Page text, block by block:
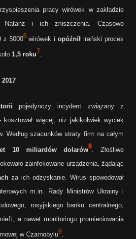
pracy wirówek w zakładzie
Natanz i ich zniszczenia. Czasowo
z 50006wirówek iopóźniłirański proces
1,5 roku7.
pojedynczy incydent związany z
kosztował więcej, niż jakikolwiek wyciek
Według szacunków straty firm na całym
10 miliardów dolarów8. Złośliwe
zainfekowane urządzenia, żądając
za ich odzyskanie. Wirus spowodował
m.in. Rady Ministrów Ukrainy i
rosyjskiego banku centralnego,
a nawet monitoringu promieniowania
w Czarnobylu9.